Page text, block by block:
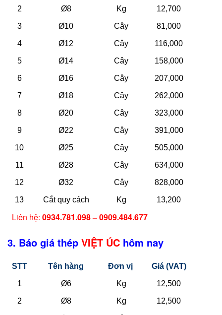
2 Ø8 Kg 12,700
3 Ø10 Cây 81,000
4 Ø12 Cây 116,000
5 Ø14 Cây 158,000
6 Ø16 Cây 207,000
7 Ø18 Cây 262,000
8 Ø20 Cây 323,000
9 Ø22 Cây 391,000
10 Ø25 Cây 505,000
11 Ø28 Cây 634,000
12 Ø32 Cây 828,000
13 Cắt quy cách Kg 13,200
Liên hệ: 0934.781.098 – 0909.484.677
3. Báo giá thép VIỆT ÚC hôm nay
STT Tên hàng Đơn vị Giá (VAT)
1 Ø6 Kg 12,500
2 Ø8 Kg 12,500